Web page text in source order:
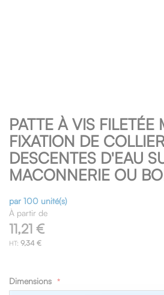
PATTE À VIS FILETÉE
FIXATION DE
DESCENTES D'EAU
MACONNERIE OU
par 100 unité(s)
À partir de
11,21 €
9,34 €
Dimensions
to
the
beginning
of
the
images
gallery